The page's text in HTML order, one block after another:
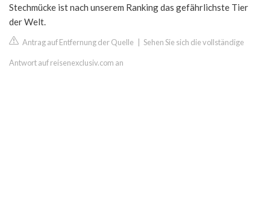
Stechmücke ist nach unserem Ranking das gefährlichste Tier
der Welt.
Antrag auf Entfernung der Quelle Sehen Sie sich die vollständige
Antwort auf reisenexclusiv.com an